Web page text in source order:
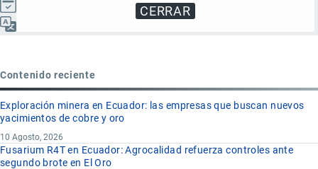
CERRAR
Actualizado el 9 Septiembre, 2024
Contenido reciente
Exploración minera en Ecuador: las empresas que buscan nuevos
yacimientos de cobre y oro
10 Agosto, 2026
Fusarium R4T en Ecuador: Agrocalidad refuerza controles ante
segundo brote en El Oro